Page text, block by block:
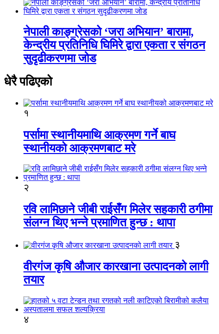
नेपाली काङ्ग्रेसको ‘जरा अभियान’ बारामा,
केन्द्रीय प्रतिनिधि घिमिरे द्वारा एकता र संगठन
सुदृढीकरणमा जोड
धेरै पढिएको
१
पर्सामा स्थानीयमाथि आक्रमण गर्ने बाघ
स्थानीयको आक्रमणबाट मरे
२
रवि लामिछाने जीबी राईसँग मिलेर सहकारी ठगीमा
संलग्न थिए भन्ने प्रमाणित हुन्छ : थापा
३
वीरगंज कृषि औजार कारखाना उत्पादनको लागी
तयार
४